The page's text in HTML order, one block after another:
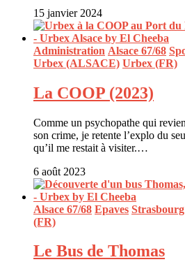
15 janvier 2024
Administration Alsace 67/68
Urbex (ALSACE) Urbex (FR)
La COOP (2023)
Comme un psychopathe qui
son crime, je retente l’explo du
qu’il me restait à visiter.…
6 août 2023
Alsace 67/68 Epaves Strasbourg
(FR)
Le Bus de Thomas